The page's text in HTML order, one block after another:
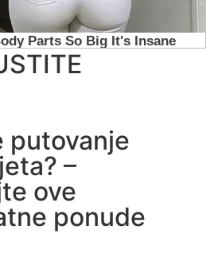
putovanje
–
ove
ponude